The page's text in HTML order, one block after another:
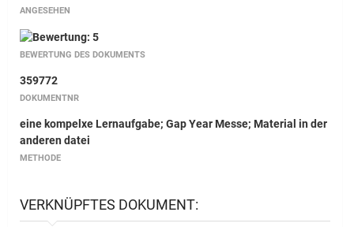
ANGESEHEN
BEWERTUNG DES DOKUMENTS
359772
DOKUMENTNR
eine kompelxe Lernaufgabe; Gap Year Messe; Material in der
anderen datei
METHODE
VERKNÜPFTES DOKUMENT: